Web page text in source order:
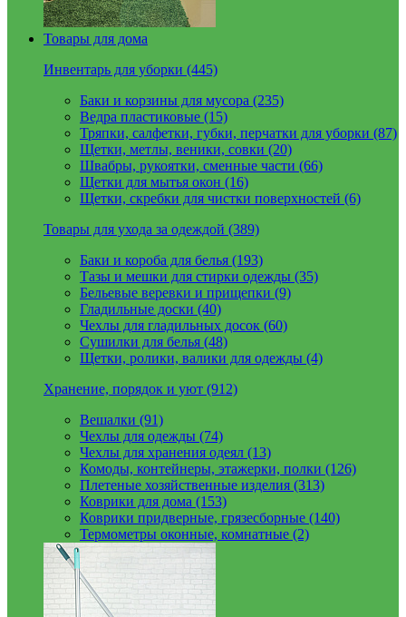
Товары для дома
Инвентарь для уборки (445)
Баки и корзины для мусора (235)
Ведра пластиковые (15)
Тряпки, салфетки, губки, перчатки для уборки (87)
Щетки, метлы, веники, совки (20)
Швабры, рукоятки, сменные части (66)
Щетки для мытья окон (16)
Щетки, скребки для чистки поверхностей (6)
Товары для ухода за одеждой (389)
Баки и короба для белья (193)
Тазы и мешки для стирки одежды (35)
Бельевые веревки и прищепки (9)
Гладильные доски (40)
Чехлы для гладильных досок (60)
Сушилки для белья (48)
Щетки, ролики, валики для одежды (4)
Хранение, порядок и уют (912)
Вешалки (91)
Чехлы для одежды (74)
Чехлы для хранения одеял (13)
Комоды, контейнеры, этажерки, полки (126)
Плетеные хозяйственные изделия (313)
Коврики для дома (153)
Коврики придверные, грязесборные (140)
Термометры оконные, комнатные (2)